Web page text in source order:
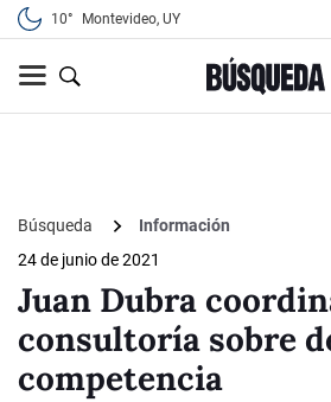
10° Montevideo, UY
Búsqueda
Información
24 de junio de 2021
Juan Dubra
consultoría sobre
competencia